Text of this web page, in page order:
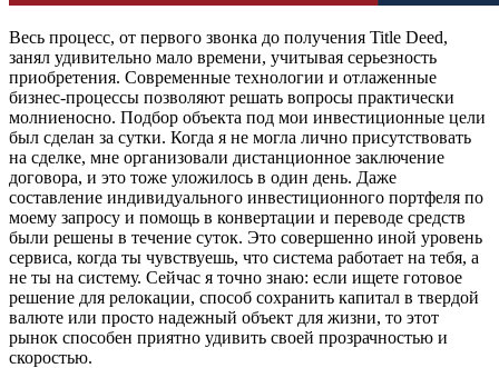
Весь процесс, от первого звонка до получения Title Deed,
занял удивительно мало времени, учитывая серьезность
приобретения. Современные технологии и отлаженные
бизнес-процессы позволяют решать вопросы практически
молниеносно. Подбор объекта под мои инвестиционные цели
был сделан за сутки. Когда я не могла лично присутствовать
на сделке, мне организовали дистанционное заключение
договора, и это тоже уложилось в один день. Даже
составление индивидуального инвестиционного портфеля по
моему запросу и помощь в конвертации и переводе средств
были решены в течение суток. Это совершенно иной уровень
сервиса, когда ты чувствуешь, что система работает на тебя, а
не ты на систему. Сейчас я точно знаю: если ищете готовое
решение для релокации, способ сохранить капитал в твердой
валюте или просто надежный объект для жизни, то этот
рынок способен приятно удивить своей прозрачностью и
скоростью.